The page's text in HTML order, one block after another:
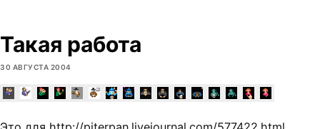
Такая работа
30 АВГУСТА 2004